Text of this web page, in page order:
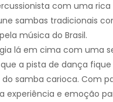
com uma
sambas tradicionais
música do Brasil.
lá em cima com uma
a pista de dança
do samba carioca. Com
experiência e emoção